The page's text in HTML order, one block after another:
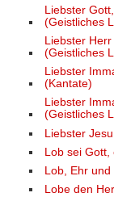
Liebster
(Geistliches
Liebster
(Geistliches
Liebster
(Kantate)
Liebster
(Geistliches
Liebster
Lob sei
Lob, Ehr
Lobe den